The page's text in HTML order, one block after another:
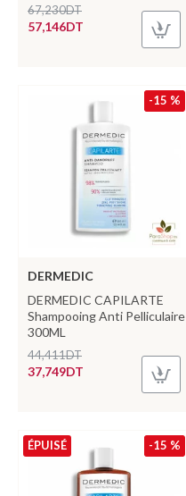
57,146DT
67,230DT
-15 %
DERMEDIC
DERMEDIC CAPILARTE
Shampooing Anti Pelliculaire
300ML
37,749DT
44,411DT
-15 %
ÉPUISÉ